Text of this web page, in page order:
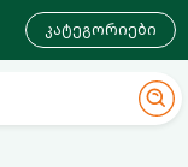
კატეგორიები